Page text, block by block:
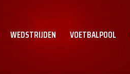
WEDSTRIJDEN VOETBALPOOL